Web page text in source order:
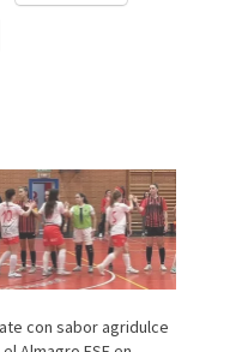
con sabor agridulce